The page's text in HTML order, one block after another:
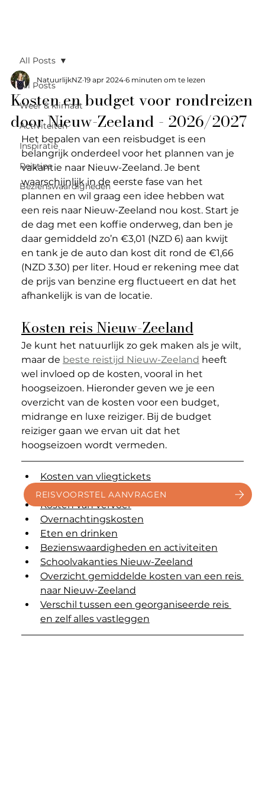
All Posts
Weer & klimaat
Activiteiten
Inspiratie
Reistips
Bezienswaardigheden
All Posts
Kosten en budget voor rondreizen
door Nieuw-Zeeland - 2026/2027
NatuurlijkNZ 19 apr 2024 6 minuten om te lezen
Het bepalen van een reisbudget is een
belangrijk onderdeel voor het plannen van je
vakantie naar Nieuw-Zeeland. Je bent
waarschijnlijk in de eerste fase van het
plannen en wil graag een idee hebben wat
een reis naar Nieuw-Zeeland nou kost. Start je
de dag met een koffie onderweg, dan ben je
daar gemiddeld zo’n €3,01 (NZD 6) aan kwijt
en tank je de auto dan kost dit rond de €1,66
(NZD 3.30) per liter. Houd er rekening mee dat
de prijs van benzine erg fluctueert en dat het
afhankelijk is van de locatie.
Kosten reis Nieuw-Zeeland
Je kunt het natuurlijk zo gek maken als je wilt,
maar de beste reistijd Nieuw-Zeeland heeft
wel invloed op de kosten, vooral in het
hoogseizoen. Hieronder geven we je een
overzicht van de kosten voor een budget,
midrange en luxe reiziger. Bij de budget
reiziger gaan we ervan uit dat het
hoogseizoen wordt vermeden.
Kosten van vliegtickets
Kosten van NZeTA
Kosten van vervoer
Overnachtingskosten
Eten en drinken
Bezienswaardigheden en activiteiten
Schoolvakanties Nieuw-Zeeland
Overzicht gemiddelde kosten van een reis
naar Nieuw-Zeeland
Verschil tussen een georganiseerde reis
en zelf alles vastleggen
REISVOORSTEL AANVRAGEN